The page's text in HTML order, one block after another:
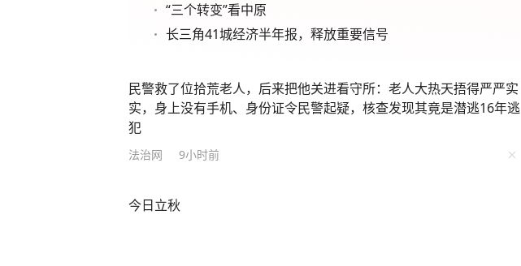
“三个转变”看中原
长三角41城经济半年报，释放重要信号
民警救了位拾荒老人，后来把他关进看守所：老人大热天捂得严严实
实，身上没有手机、身份证令民警起疑，核查发现其竟是潜逃16年逃
犯
法治网 9小时前
今日立秋